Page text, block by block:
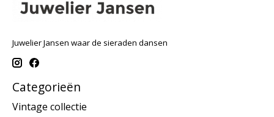
Juwelier Jansen waar de sieraden dansen
Categorieën
Vintage collectie